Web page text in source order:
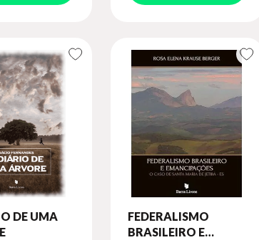
DE UMA
FEDERALISMO
BRASILEIRO E